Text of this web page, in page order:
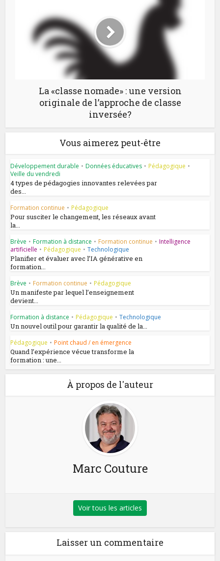
La «classe nomade» : une version
originale de l’approche de classe
inversée?
Vous aimerez peut-être
Développement durable • Données éducatives • Pédagogique •
Veille du vendredi
4 types de pédagogies innovantes relevées par
des...
Formation continue • Pédagogique
Pour susciter le changement, les réseaux avant
la...
Brève • Formation à distance • Formation continue • Intelligence
artificielle • Pédagogique • Technologique
Planifier et évaluer avec l’IA générative en
formation...
Brève • Formation continue • Pédagogique
Un manifeste par lequel l’enseignement
devient...
Formation à distance • Pédagogique • Technologique
Un nouvel outil pour garantir la qualité de la...
Pédagogique • Point chaud / en émergence
Quand l’expérience vécue transforme la
formation : une...
À propos de l'auteur
Marc Couture
Voir tous les articles
Laisser un commentaire